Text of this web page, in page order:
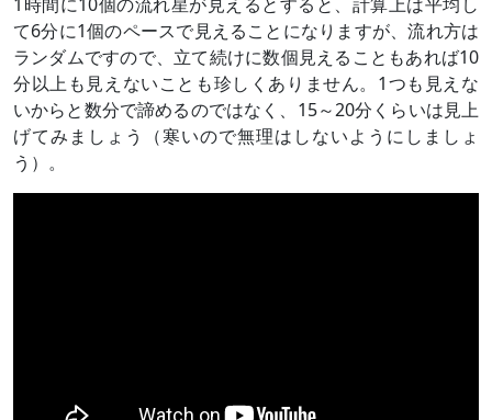
て6分に1個のペースで見えることになりますが、流れ方は
ランダムですので、立て続けに数個見えることもあれば10
分以上も見えないことも珍しくありません。1つも見えな
いからと数分で諦めるのではなく、15～20分くらいは見上
げてみましょう（寒いので無理はしないようにしましょ
う）。